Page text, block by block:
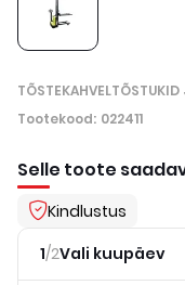
Tootekood: 022411
Selle toote
Kindlustus
1/2Vali kuupäev